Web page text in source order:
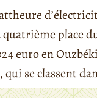
place
euro en
qui se classent